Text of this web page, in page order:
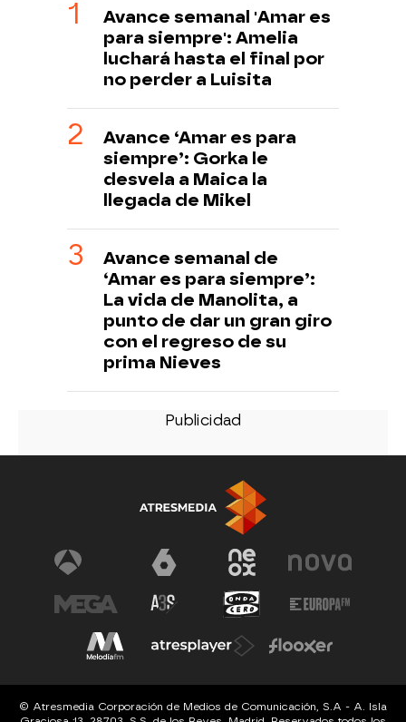
Avance semanal 'Amar es
para siempre': Amelia
luchará hasta el final por
no perder a Luisita
Avance ‘Amar es para
siempre’: Gorka le
desvela a Maica la
llegada de Mikel
Avance semanal de
‘Amar es para siempre’:
La vida de Manolita, a
punto de dar un gran giro
con el regreso de su
prima Nieves
© Atresmedia Corporación de Medios de Comunicación, S.A - A. Isla